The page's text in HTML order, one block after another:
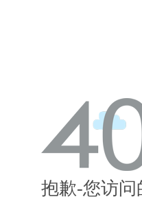
抱歉-您访问